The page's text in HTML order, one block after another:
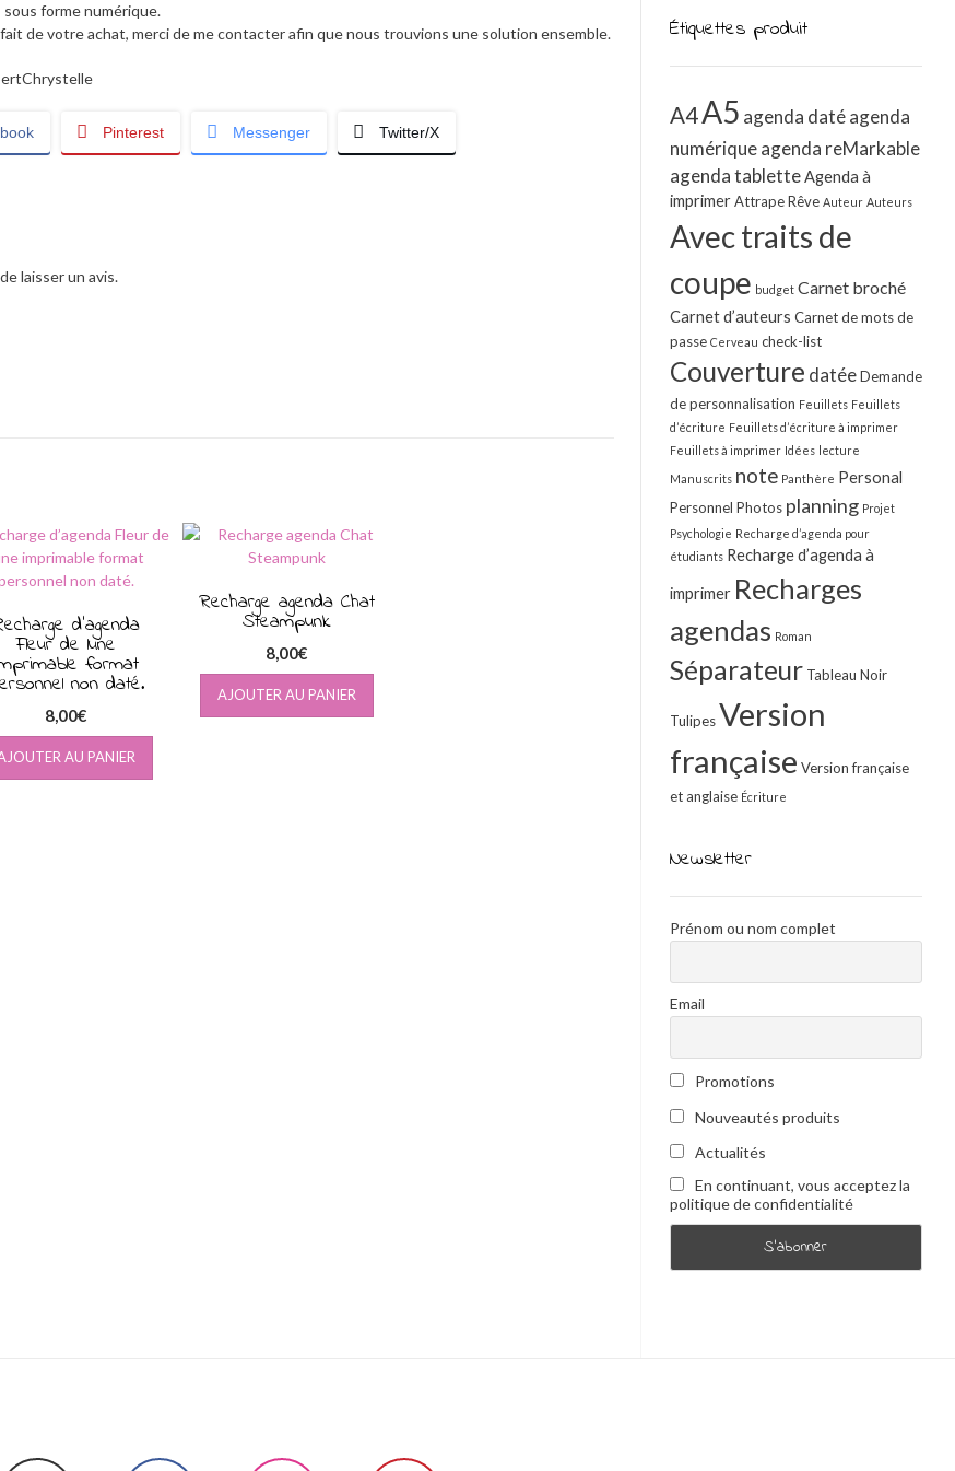
forme numérique.
de votre achat, merci de me contacter afin que nous trouvions une solution ensemble.
Pinterest Messenger Twitter/X
laisser un avis.
d’agenda
Fleur de lune
format
non daté.
8,00€
AU PANIER
Recharge agenda Chat
Steampunk
8,00€
AJOUTER AU PANIER
Étiquettes produit
A4A5 agenda datéagenda
numériqueagenda reMarkable
agenda tabletteAgenda à
imprimerAttrape Rêve Auteur Auteurs
Avec traits de
coupe budget Carnet broché
Carnet d’auteurs Carnet de mots de
passe Cerveau check-list
Couverture datéeDemande
de personnalisation Feuillets Feuillets
d’écriture Feuillets d’écriture à imprimer
Feuillets à imprimer Idées lecture
Manuscrits note Panthère Personal
Personnel Photos planning Projet
Psychologie Recharge d’agenda pour
étudiants Recharge d’agenda à
imprimer Recharges
agendas Roman
Séparateur Tableau Noir
TulipesVersion
française Version française
et anglaise Écriture
Newsletter
Prénom ou nom complet
Email
Promotions
Nouveautés produits
Actualités
En continuant, vous acceptez la
politique de confidentialité